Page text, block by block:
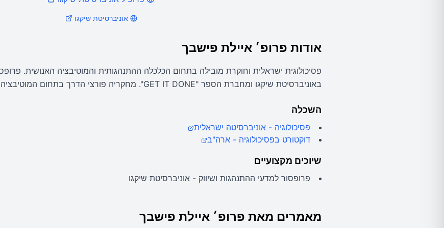
אוניברסיטת שיקגו
אודות פרופ׳ איילת פישבך
פסיכולוגית ישראלית וחוקרת מובילה בתחום הכלכלה ההתנהגותית והמוטיבציה האנושית.
באוניברסיטת שיקגו ומחברת הספר "GET IT DONE". מחקריה פורצי הדרך בתחום המוטיבציה האנושית זכו להכרה בינלאומית.
השכלה
פסיכולוגיה - אוניברסיטה ישראלית
דוקטורט בפסיכולוגיה - ארה"ב
שיוכים מקצועיים
פרופסור למדעי ההתנהגות ושיווק - אוניברסיטת שיקגו
מאמרים מאת פרופ׳ איילת פישבך